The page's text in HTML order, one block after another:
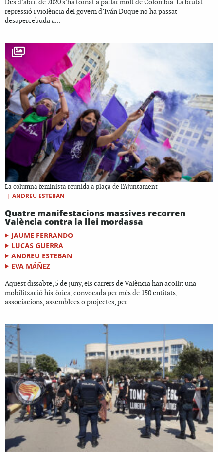
Des d’abril de 2020 s’ha tornat a parlar molt de Colòmbia. La brutal
repressió i violència del govern d’Iván Duque no ha passat
desapercebuda a...
La columna feminista reunida a plaça de l'Ajuntament
| ANDREU ESTEBAN
Quatre manifestacions massives recorren
València contra la llei mordassa
JAUME FERRANDO
LUCAS GUERRA
ANDREU ESTEBAN
EVA MÁÑEZ
Aquest dissabte, 5 de juny, els carrers de València han acollit una
mobilització històrica, convocada per més de 150 entitats,
associacions, assemblees o projectes, per...